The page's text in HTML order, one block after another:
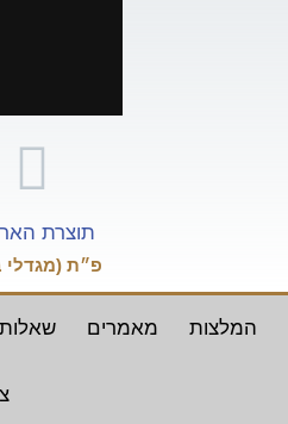
תוצרת
פ״ת (מגדלי
המלצות מאמרים